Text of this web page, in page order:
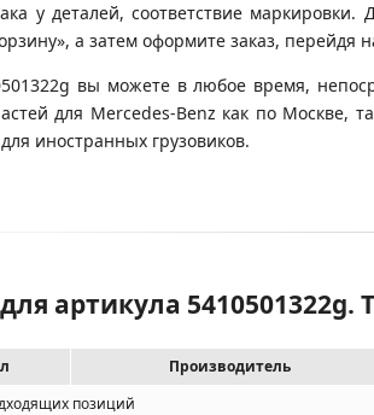
у деталей, соответствие
а затем оформите заказ, перейдя
вы можете в любое время,
для Mercedes-Benz как по
иностранных грузовиков.
артикула
Производитель
позиций